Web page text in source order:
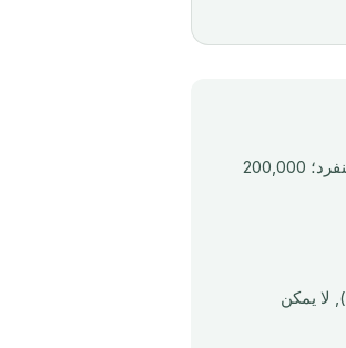
(كان 400,000 دولار سابقاً للاستثمار المنفرد؛ 200,000
جميع العقارات المؤهلة مسبقاً من قبل وحدة الجنسية عن طريق الاستثمار (CIU), لا يمكن